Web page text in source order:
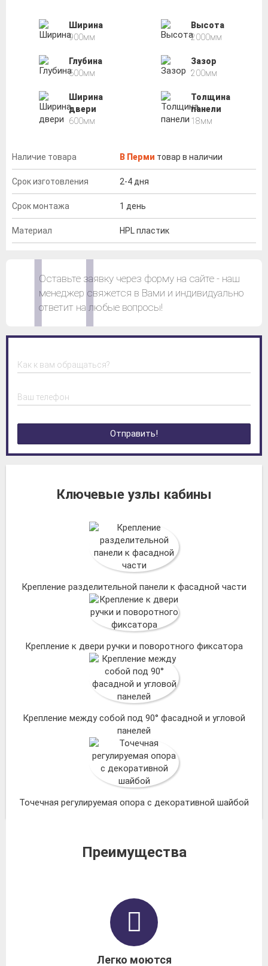
Ширина
900мм
Высота
2000мм
Глубина
600мм
Зазор
200мм
Ширина
двери
600мм
Толщина
панели
18мм
Наличие товара В Перми товар в наличии
Срок изготовления 2-4 дня
Срок монтажа 1 день
Материал HPL пластик
Оставьте заявку через форму на сайте - наш
менеджер свяжется в Вами и индивидуально
ответит на любые вопросы!
Как к вам обращаться?
Ваш телефон
Отправить!
Ключевые узлы кабины
Крепление разделительной панели к фасадной части
Крепление к двери ручки и поворотного фиксатора
Крепление между собой под 90° фасадной и угловой
панелей
Точечная регулируемая опора с декоративной шайбой
Преимущества
Легко моются